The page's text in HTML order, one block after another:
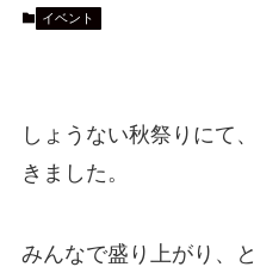
イベント
しょうない秋祭りにて
きました。
みんなで盛り上がり、